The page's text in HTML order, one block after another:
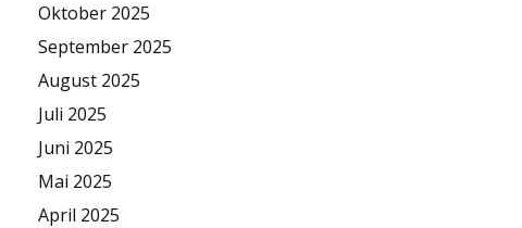
Oktober 2025
September 2025
August 2025
Juli 2025
Juni 2025
Mai 2025
April 2025